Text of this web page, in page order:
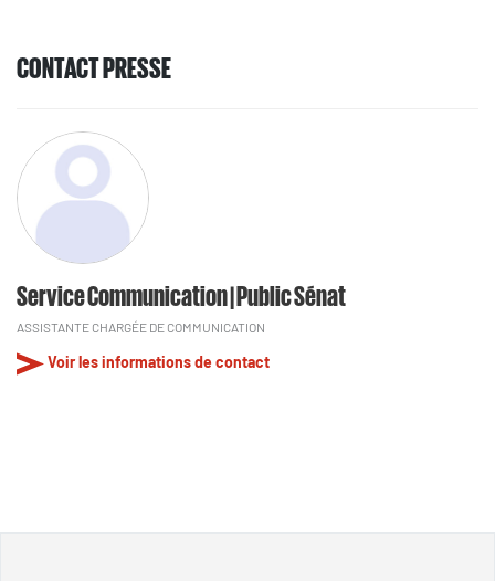
CONTACT PRESSE
Service Communication | Public Sénat
ASSISTANTE CHARGÉE DE COMMUNICATION
Voir les informations de contact